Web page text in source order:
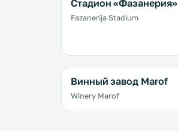
Стадион «Фазанерия»
Fazanerija Stadium
Винный завод Marof
Winery Marof